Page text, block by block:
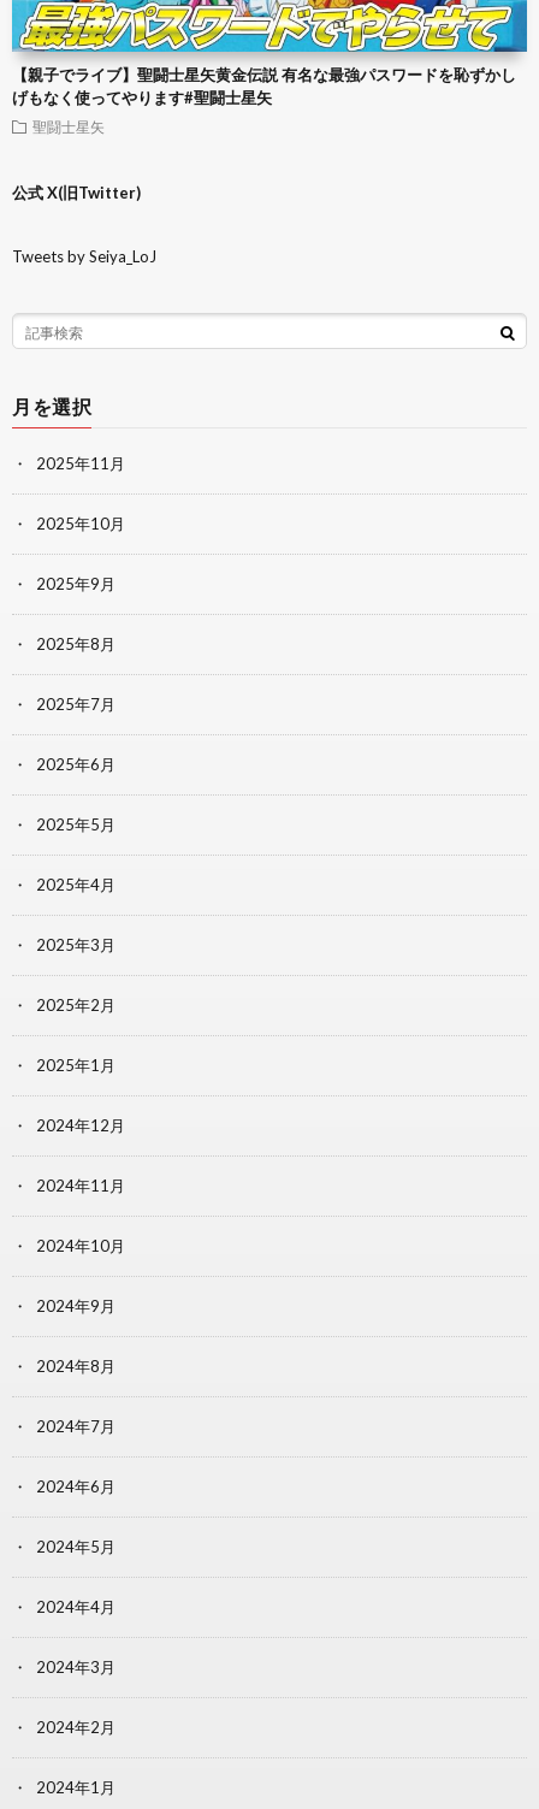
【親子でライブ】聖闘士星矢黄金伝説 有名な最強パスワードを恥ずかし
げもなく使ってやります#聖闘士星矢
聖闘士星矢
公式 X(旧Twitter)
Tweets by Seiya_LoJ
月を選択
2025年11月
2025年10月
2025年9月
2025年8月
2025年7月
2025年6月
2025年5月
2025年4月
2025年3月
2025年2月
2025年1月
2024年12月
2024年11月
2024年10月
2024年9月
2024年8月
2024年7月
2024年6月
2024年5月
2024年4月
2024年3月
2024年2月
2024年1月